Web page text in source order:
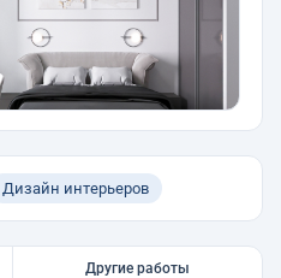
Дизайн интерьеров
Другие работы